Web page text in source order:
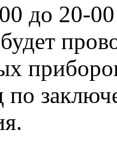
до 20-
по